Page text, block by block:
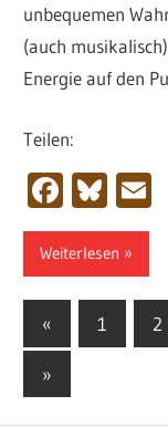
unbequemen
(auch
Energie auf den
Teilen:
Weiterlesen
der
Beiträge
« Vorherige
Beiträge
1 2
Nächste
Beiträge
»